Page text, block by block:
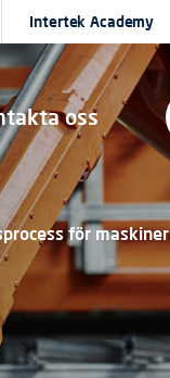
oss
Intertek Academy
för maskiner